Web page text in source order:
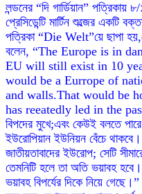
লন্ডনের “দি গার্ডিয়ান” পত্রিকায়
প্রেসিডেন্টি মার্টিন শুল্জের একটি
পত্রিকা “Die Welt”য়ে ছাপা
বলেন, “The Europe is in
EU will still exist in 10
would be a Eurrope of
and walls.That would be
has reeatedly led in the
বিপদের মুখে;এবং কেউই বলতে
ইউরোপিয়ান ইউনিয়ন বেঁচে
জাতীয়তাবাদের ইউরোপ; সেটি
তেমনিটি হলে তা অতি ভয়াবহ
ভয়াবহ বিপর্যের দিকে নিয়ে